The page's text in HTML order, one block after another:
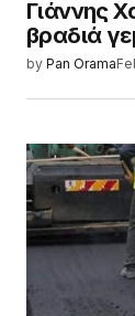
Γιάννης
βραδιά
by Pan Orama